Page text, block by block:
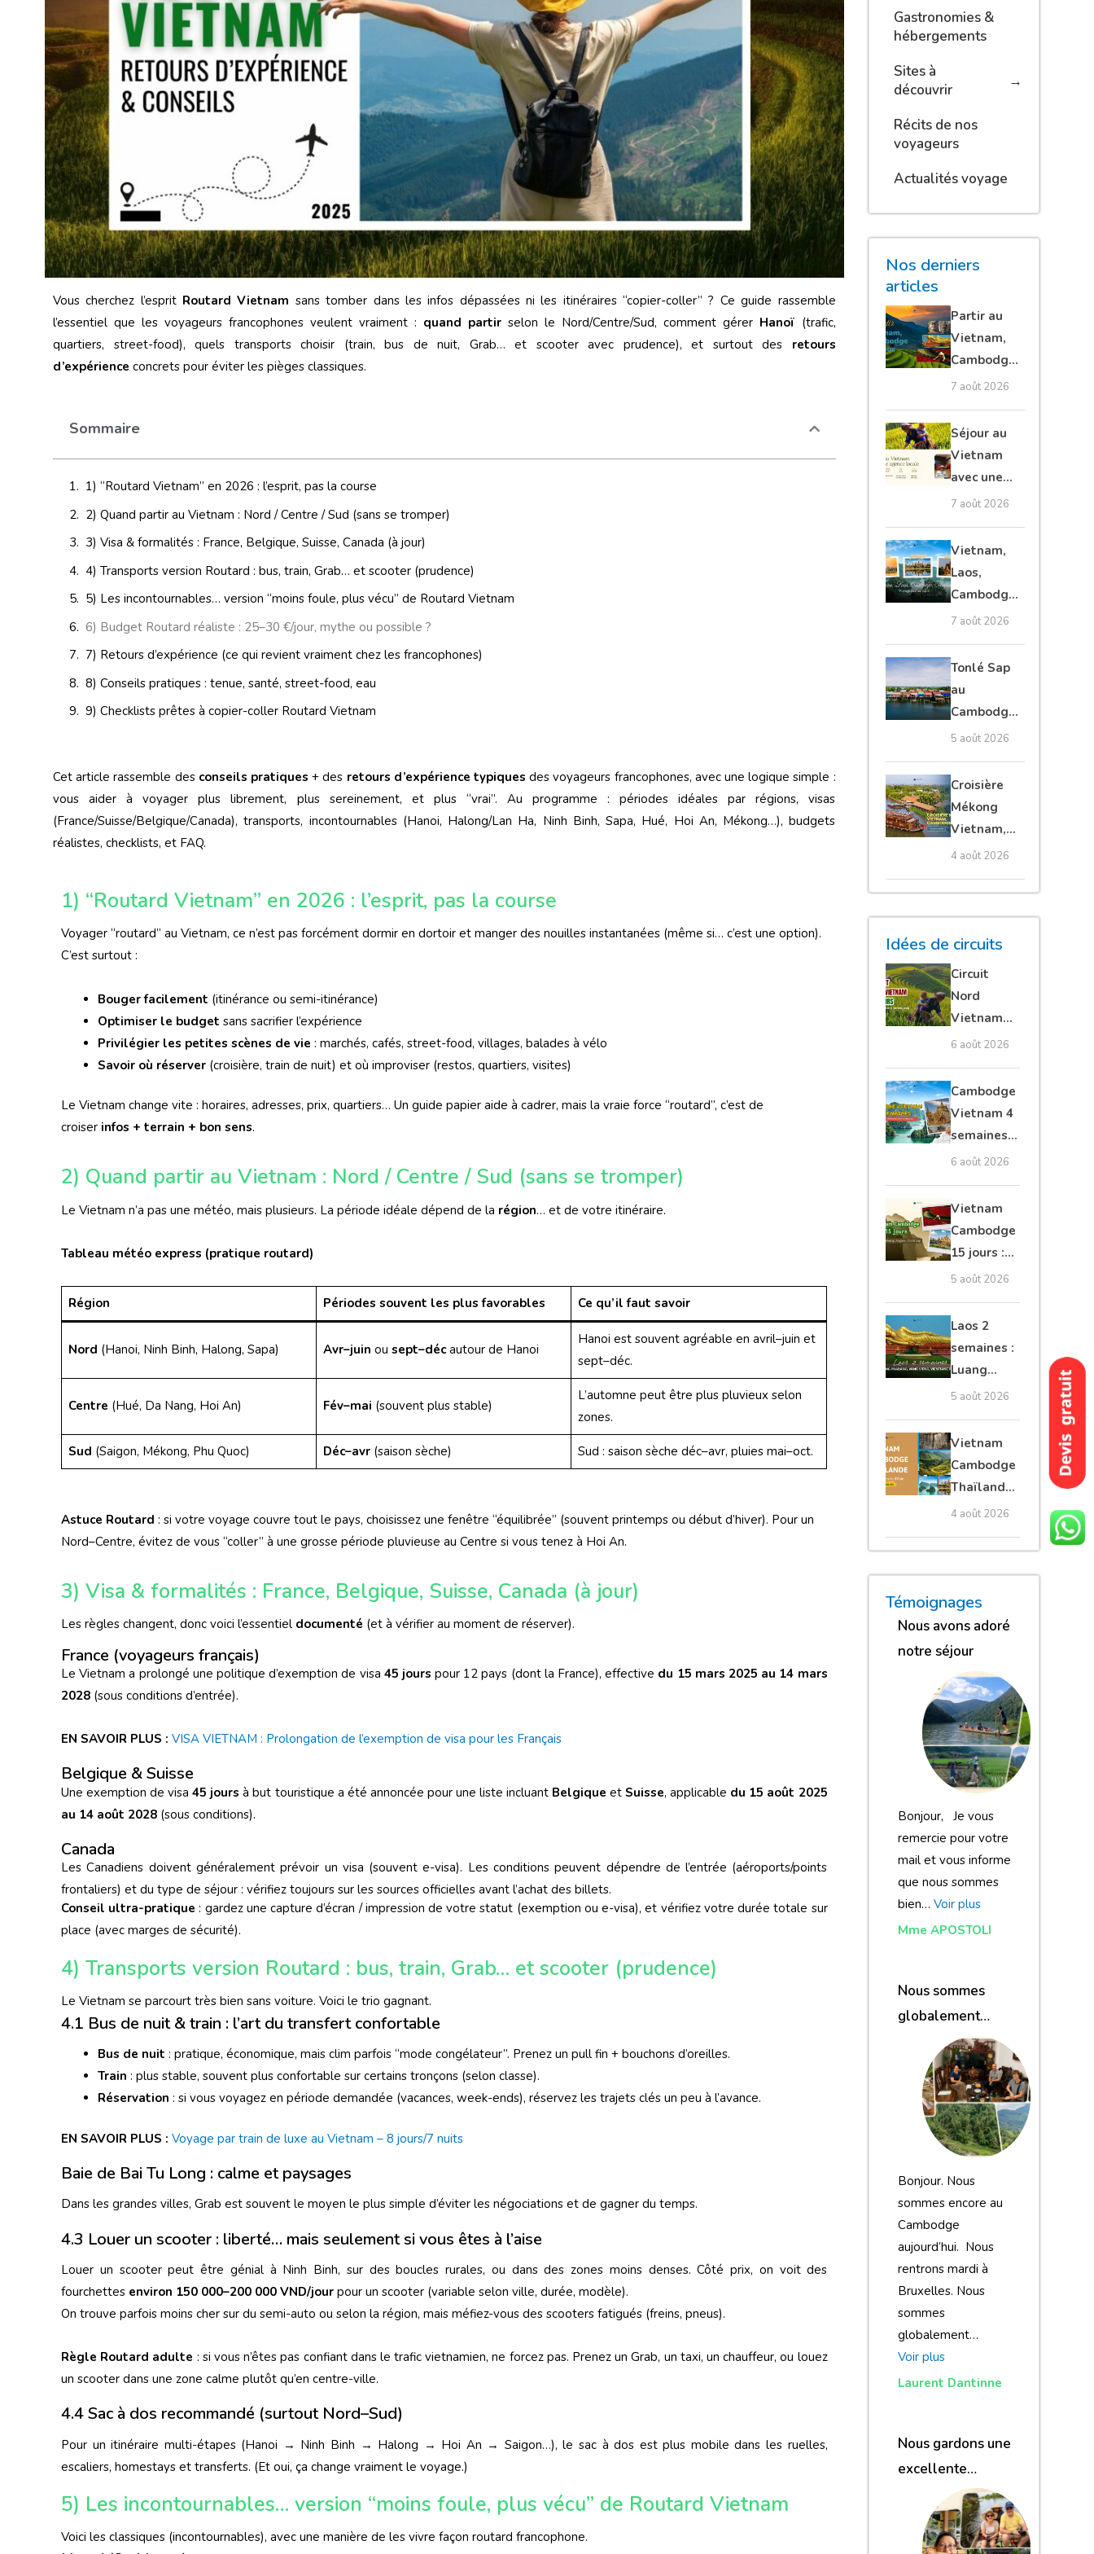
Vous cherchez l’esprit Routard Vietnam sans tomber dans les infos dépassées ni les itinéraires “copier-coller” ? Ce guide rassemble
l’essentiel que les voyageurs francophones veulent vraiment : quand partir selon le Nord/Centre/Sud, comment gérer Hanoï (trafic,
quartiers, street-food), quels transports choisir (train, bus de nuit, Grab… et scooter avec prudence), et surtout des retours
d’expérience concrets pour éviter les pièges classiques.
Sommaire
1) “Routard Vietnam” en 2026 : l’esprit, pas la course
2) Quand partir au Vietnam : Nord / Centre / Sud (sans se tromper)
3) Visa & formalités : France, Belgique, Suisse, Canada (à jour)
4) Transports version Routard : bus, train, Grab… et scooter (prudence)
5) Les incontournables… version “moins foule, plus vécu” de Routard Vietnam
6) Budget Routard réaliste : 25–30 €/jour, mythe ou possible ?
7) Retours d’expérience (ce qui revient vraiment chez les francophones)
8) Conseils pratiques : tenue, santé, street-food, eau
9) Checklists prêtes à copier-coller Routard Vietnam
Cet article rassemble des conseils pratiques + des retours d’expérience typiques des voyageurs francophones, avec une logique simple :
vous aider à voyager plus librement, plus sereinement, et plus “vrai”. Au programme : périodes idéales par régions, visas
(France/Suisse/Belgique/Canada), transports, incontournables (Hanoi, Halong/Lan Ha, Ninh Binh, Sapa, Hué, Hoi An, Mékong…), budgets
réalistes, checklists, et FAQ.
1) “Routard Vietnam” en 2026 : l’esprit, pas la course
Voyager “routard” au Vietnam, ce n’est pas forcément dormir en dortoir et manger des nouilles instantanées (même si… c’est une option).
C’est surtout :
Bouger facilement (itinérance ou semi-itinérance)
Optimiser le budget sans sacrifier l’expérience
Privilégier les petites scènes de vie : marchés, cafés, street-food, villages, balades à vélo
Savoir où réserver (croisière, train de nuit) et où improviser (restos, quartiers, visites)
Le Vietnam change vite : horaires, adresses, prix, quartiers… Un guide papier aide à cadrer, mais la vraie force “routard”, c’est de
croiser infos + terrain + bon sens.
2) Quand partir au Vietnam : Nord / Centre / Sud (sans se tromper)
Le Vietnam n’a pas une météo, mais plusieurs. La période idéale dépend de la région… et de votre itinéraire.
Tableau météo express (pratique routard)
Région Périodes souvent les plus favorables Ce qu’il faut savoir
Nord (Hanoi, Ninh Binh, Halong, Sapa) Avr–juin ou sept–décautour de Hanoi
Hanoi est souvent agréable en avril–juin et
sept–déc.
Centre (Hué, Da Nang, Hoi An) Fév–mai (souvent plus stable)
L’automne peut être plus pluvieux selon
zones.
Sud (Saigon, Mékong, Phu Quoc) Déc–avr(saison sèche) Sud : saison sèche déc–avr, pluies mai–oct.
Astuce Routard : si votre voyage couvre tout le pays, choisissez une fenêtre “équilibrée” (souvent printemps ou début d’hiver). Pour un
Nord–Centre, évitez de vous “coller” à une grosse période pluvieuse au Centre si vous tenez à Hoi An.
3) Visa & formalités : France, Belgique, Suisse, Canada (à jour)
Les règles changent, donc voici l’essentiel documenté (et à vérifier au moment de réserver).
France (voyageurs français)
Le Vietnam a prolongé une politique d’exemption de visa 45 jours pour 12 pays (dont la France), effective du 15 mars 2025 au 14 mars
2028 (sous conditions d’entrée).
EN SAVOIR PLUS : VISA VIETNAM : Prolongation de l’exemption de visa pour les Français
Belgique & Suisse
Une exemption de visa45 jours à but touristique a été annoncée pour une liste incluant Belgique etSuisse, applicable du 15 août 2025
au 14 août 2028 (sous conditions).
Canada
Les Canadiens doivent généralement prévoir un visa (souvent e-visa). Les conditions peuvent dépendre de l’entrée (aéroports/points
frontaliers) et du type de séjour : vérifiez toujours sur les sources officielles avant l’achat des billets.
Conseil ultra-pratique : gardez une capture d’écran / impression de votre statut (exemption ou e-visa), et vérifiez votre durée totale sur
place (avec marges de sécurité).
4) Transports version Routard : bus, train, Grab… et scooter (prudence)
Le Vietnam se parcourt très bien sans voiture. Voici le trio gagnant.
4.1 Bus de nuit & train : l’art du transfert confortable
Bus de nuit : pratique, économique, mais clim parfois “mode congélateur”. Prenez un pull fin + bouchons d’oreilles.
Train : plus stable, souvent plus confortable sur certains tronçons (selon classe).
Réservation : si vous voyagez en période demandée (vacances, week-ends), réservez les trajets clés un peu à l’avance.
EN SAVOIR PLUS : Voyage par train de luxe au Vietnam – 8 jours/7 nuits
Baie de Bai Tu Long : calme et paysages
Dans les grandes villes, Grab est souvent le moyen le plus simple d’éviter les négociations et de gagner du temps.
4.3 Louer un scooter : liberté… mais seulement si vous êtes à l’aise
Louer un scooter peut être génial à Ninh Binh, sur des boucles rurales, ou dans des zones moins denses. Côté prix, on voit des
fourchettes environ 150 000–200 000 VND/jour pour un scooter (variable selon ville, durée, modèle).
On trouve parfois moins cher sur du semi-auto ou selon la région, mais méfiez-vous des scooters fatigués (freins, pneus).
Règle Routard adulte : si vous n’êtes pas confiant dans le trafic vietnamien, ne forcez pas. Prenez un Grab, un taxi, un chauffeur, ou louez
un scooter dans une zone calme plutôt qu’en centre-ville.
4.4 Sac à dos recommandé (surtout Nord–Sud)
Pour un itinéraire multi-étapes (Hanoi → Ninh Binh → Halong → Hoi An → Saigon…), le sac à dos est plus mobile dans les ruelles,
escaliers, homestays et transferts. (Et oui, ça change vraiment le voyage.)
5) Les incontournables… version “moins foule, plus vécu” de Routard Vietnam
Voici les classiques (incontournables), avec une manière de les vivre façon routard francophone.
Gastronomies &
hébergements
Sites à
découvrir
Récits de nos
voyageurs
Actualités voyage
Nos derniers
articles
Partir au
Vietnam,
Cambodge
et Laos :
authentique
7 août 2026
Séjour au
Vietnam
avec une
agence
guide
complet
7 août 2026
Vietnam,
Laos,
Cambodge,
Thaïlande :
authentique
7 août 2026
Tonlé Sap
au
Cambodge :
villages
meilleure
saison et
conseils
5 août 2026
Croisière
Mékong
Vietnam,
Cambodge
guide
complet
4 août 2026
Idées de circuits
Circuit
Nord
Vietnam
15 jours :
loop en
moto, Ninh
Binh, Lan
6 août 2026
Cambodge
Vietnam 4
semaines :
Angkor,
secret &
Mékong
6 août 2026
Vietnam
Cambodge
15 jours :
Hanoi,
Angkor,
Tonlé Sap
5 août 2026
Laos 2
semaines :
Luang
Prabang,
Vieng,
Vientiane
privé
5 août 2026
Vietnam
Cambodge
Thaïlande
35 jours :
trésors
d’Asie
4 août 2026
Témoignages
Nous avons adoré
notre séjour
Bonjour, Je vous
remercie pour votre
mail et vous informe
que nous sommes
bien… Voir plus
« Nous avons adoré
Mme APOSTOLI
Nous sommes
globalement
satisfaits du
voyage
Bonjour. Nous
sommes encore au
Cambodge
aujourd’hui. Nous
rentrons mardi à
Bruxelles. Nous
sommes
globalement…
Voir plus
« Nous sommes
Laurent Dantinne
Nous gardons une
excellente
impression de
notre voyage et de
votre agence
« Nous gardons une